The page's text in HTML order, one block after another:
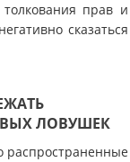
прав и
сказаться
ЛОВУШЕК